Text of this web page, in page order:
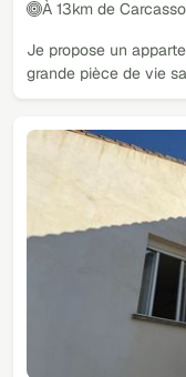
À 13km de
Je propose un
grande pièce de vie